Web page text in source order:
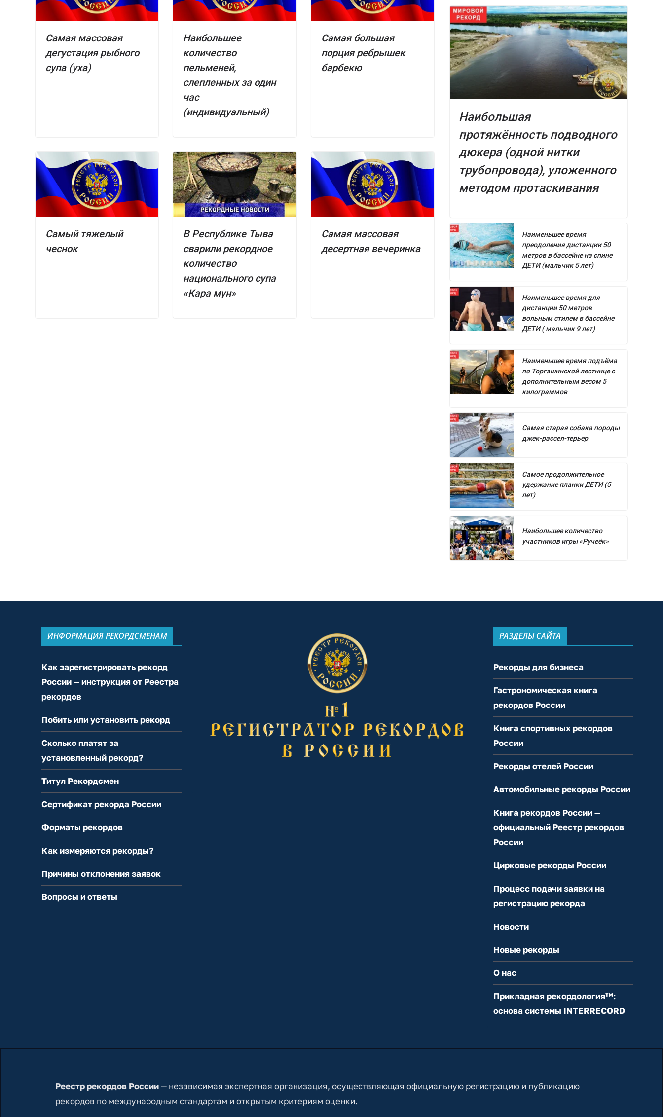
Самая массовая
дегустация рыбного
супа (уха)
Наибольшее
количество
пельменей,
слепленных за один
час
(индивидуальный)
Самая большая
порция ребрышек
барбекю
Самый тяжелый
чеснок
В Республике Тыва
сварили рекордное
количество
национального супа
«Кара мун»
Самая массовая
десертная вечеринка
Наибольшая
протяжённость подводного
дюкера (одной нитки
трубопровода), уложенного
методом протаскивания
Наименьшее время
преодоления дистанции 50
метров в бассейне на спине
ДЕТИ (мальчик 5 лет)
Наименьшее время для
дистанции 50 метров
вольным стилем в бассейне
ДЕТИ ( мальчик 9 лет)
Наименьшее время подъёма
по Торгашинской лестнице с
дополнительным весом 5
килограммов
Самая старая собака породы
джек-рассел-терьер
Самое продолжительное
удержание планки ДЕТИ (5
лет)
Наибольшее количество
участников игры «Ручеёк»
ИНФОРМАЦИЯ РЕКОРДСМЕНАМ
Как зарегистрировать рекорд
России — инструкция от Реестра
рекордов
Побить или установить рекорд
Сколько платят за
установленный рекорд?
Титул Рекордсмен
Сертификат рекорда России
Форматы рекордов
Как измеряются рекорды?
Причины отклонения заявок
Вопросы и ответы
РАЗДЕЛЫ САЙТА
Рекорды для бизнеса
Гастрономическая книга
рекордов России
Книга спортивных рекордов
России
Рекорды отелей России
Автомобильные рекорды России
Книга рекордов России —
официальный Реестр рекордов
России
Цирковые рекорды России
Процесс подачи заявки на
регистрацию рекорда
Новости
Новые рекорды
О нас
Прикладная рекордология™:
основа системы INTERRECORD
Реестр рекордов России— независимая экспертная организация, осуществляющая официальную регистрацию и публикацию
рекордов по международным стандартам и открытым критериям оценки.